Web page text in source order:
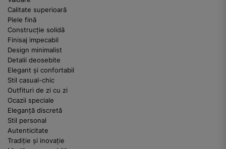
Calitate superioară
Piele fină
Construcție solidă
Finisaj impecabil
Design minimalist
Detalii deosebite
Elegant și confortabil
Stil casual-chic
Outfituri de zi cu zi
Ocazii speciale
Eleganță discretă
Stil personal
Autenticitate
Tradiție și inovație